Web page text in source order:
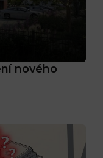
nového